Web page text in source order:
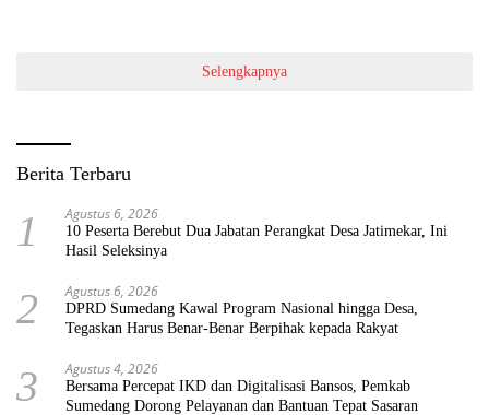
Selengkapnya
Berita Terbaru
1 Agustus 6, 2026
10 Peserta Berebut Dua Jabatan Perangkat Desa Jatimekar, Ini
Hasil Seleksinya
2 Agustus 6, 2026
DPRD Sumedang Kawal Program Nasional hingga Desa,
Tegaskan Harus Benar-Benar Berpihak kepada Rakyat
3 Agustus 4, 2026
Bersama Percepat IKD dan Digitalisasi Bansos, Pemkab
Sumedang Dorong Pelayanan dan Bantuan Tepat Sasaran